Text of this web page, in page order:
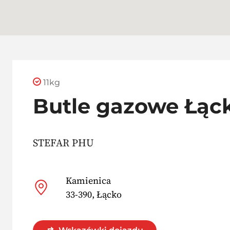
11kg
Butle gazowe
STEFAR PHU
Kamienica
33-390, Łącko